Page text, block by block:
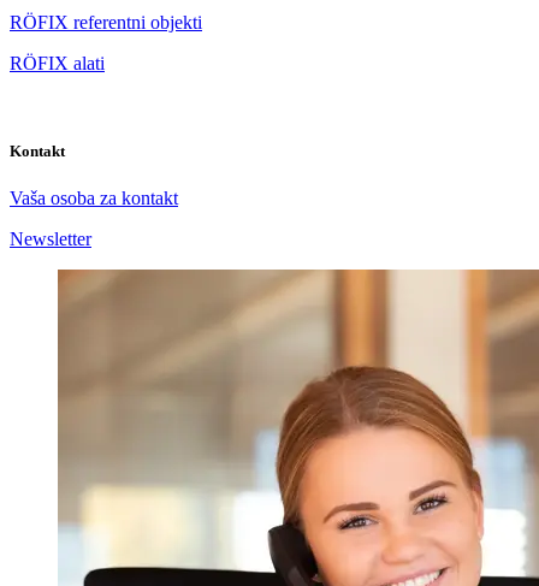
RÖFIX referentni objekti
RÖFIX alati
Kontakt
Vaša osoba za kontakt
Newsletter